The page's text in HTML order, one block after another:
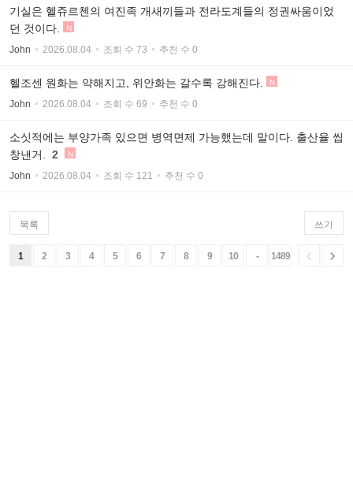
기실은 헬쥬르첸의 여진족 개새끼들과 전라도계들의 정권싸움이었
던 것이다.
N
John 2026.08.04 조회 수 73 추천 수 0
헬조센 원화는 약해지고, 위안화는 갈수록 강해진다. N
John 2026.08.04 조회 수 69 추천 수 0
소싯적에는 부양가족 있으면 병역면제 가능했는데 말이다. 출산율 씹
창낸거.
2 N
John 2026.08.04 조회 수 121 추천 수 0
목록 쓰기
1 2 3 4 5 6 7 8 9 10 - 1489  